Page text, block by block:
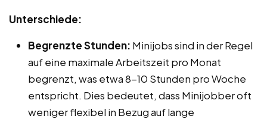
Unterschiede:
Begrenzte Stunden: Minijobs sind in der Regel
auf eine maximale Arbeitszeit pro Monat
begrenzt, was etwa 8-10 Stunden pro Woche
entspricht. Dies bedeutet, dass Minijobber oft
weniger flexibel in Bezug auf lange